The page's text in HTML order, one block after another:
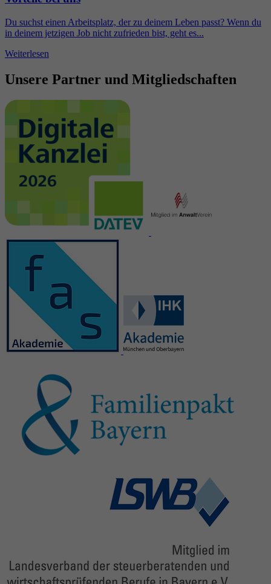
Du suchst einen Arbeitsplatz, der zu deinem Leben passt? Wenn du
in deinem jetzigen Job nicht zufrieden bist, geht es...
Weiterlesen
Unsere Partner und Mitgliedschaften